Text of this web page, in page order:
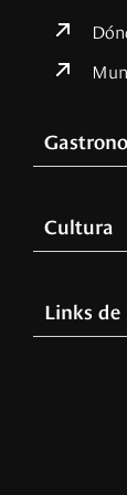
Cultura
Links de